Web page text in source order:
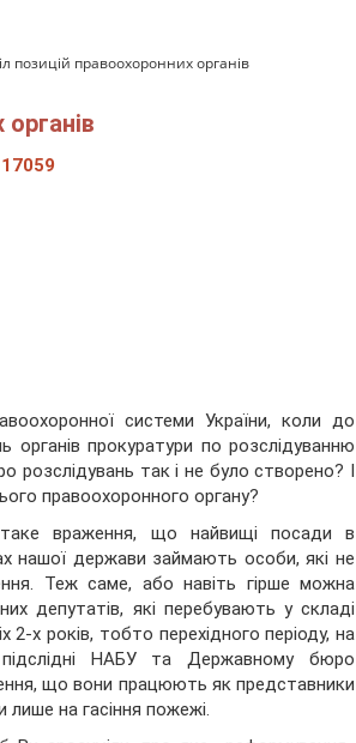
позицій правоохоронних органів
17059
системи України, коли до
органів прокуратури по розслідуванню
розслідувань так і не було створено? І
правоохоронного органу?
таке враження, що найвищі посади в
нашої держави займають особи, які не
Теж саме, або навіть гірше можна
депутатів, які перебувають у складі
х років, тобто перехідного періоду, на
НАБУ та Державному бюро
що вони працюють як представники
лише на гасіння пожежі.